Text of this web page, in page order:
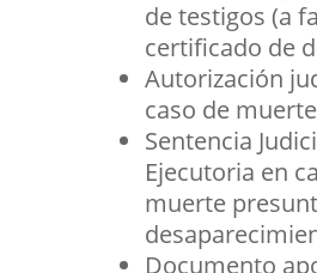
de testigos (a
certificado de
Autorización
caso de
Sentencia
Ejecutoria en
muerte
Documento